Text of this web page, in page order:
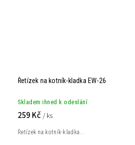
Řetízek na kotník-kladka EW-26
Skladem ihned k odeslání
259 Kč / ks
Řetízek na kotník-kladka...